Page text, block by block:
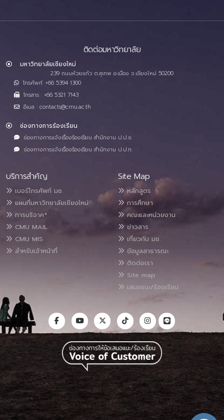
ติดต่อมหาวิทยาลัย
มหาวิทยาลัยเชียงใหม่
239 ถนนห้วยแก้ว ต.สุเทพ อ.เมือง จ.เชียงใหม่ 50200
โทรศัพท์ :+66 5394 1300
โทรสาร : +66 5321 7143
อีเมล : contacts@cmu.ac.th
ช่องทางการร้องเรียน
ช่องทางการแจ้งเรื่องร้องเรียน สำนักงาน ป.ป.ช.
ช่องทางการแจ้งเรื่องร้องเรียน สำนักงาน ป.ป.ท.
บริการสำคัญ
เบอร์โทรศัพท์ มช.
แผนที่มหาวิทยาลัยเชียงใหม่
การบริจาค*
CMU MAIL
CMU MIS
สำหรับเจ้าหน้าที่
Site Map
หลักสูตร
การศึกษา
คณะและหน่วยงาน
ข่าวสาร
เกี่ยวกับ มช.
ข้อมูลสาธารณะ
ติดต่อเรา
Site map
เสนอแนะ/ร้องเรียน